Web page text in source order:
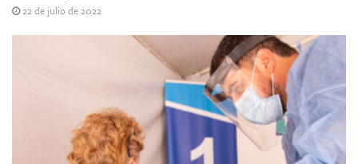
22 de julio de 2022